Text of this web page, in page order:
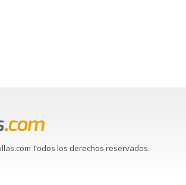
Todos los derechos reservados.